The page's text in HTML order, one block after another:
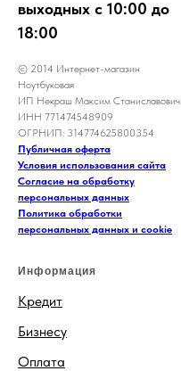
выходных с 10:00 до
18:00
© 2014 Интернет-магазин
Ноутбуковая
ИП Некраш Максим Станиславович
ИНН 771474548909
ОГРНИП: 314774625800354
Публичная оферта
Условия использования сайта
Согласие на обработку
персональных данных
Политика обработки
персональных данных и cookie
Информация
Кредит
Бизнесу
Оплата